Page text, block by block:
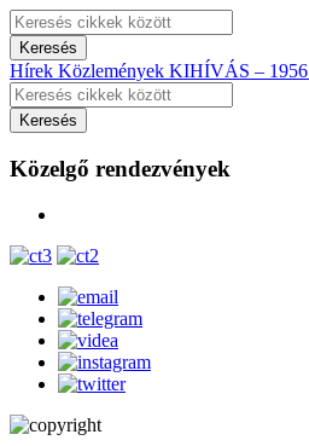
Hírek Közlemények KIHÍVÁS – 1956
Közelgő rendezvények